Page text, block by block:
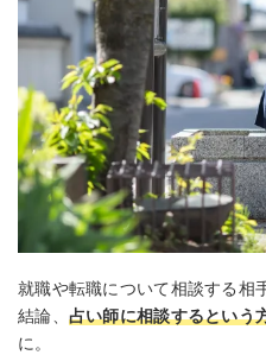
就職や転職について相談する相
結論、 占い師に相談するという
に。